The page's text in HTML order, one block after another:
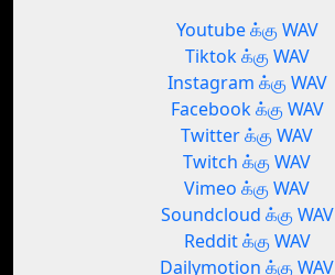
Youtube க்கு WAV
Tiktok க்கு WAV
Instagram க்கு WAV
Facebook க்கு WAV
Twitter க்கு WAV
Twitch க்கு WAV
Vimeo க்கு WAV
Soundcloud க்கு WAV
Reddit க்கு WAV
Dailymotion க்கு WAV